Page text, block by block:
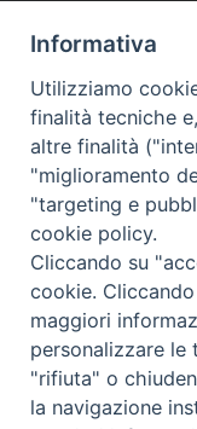
DIOCESI
Contatti:
E-mail:
Orari: dal
Lunedì,
Informativa
Utilizziamo
finalità tecniche
altre finalità
"miglioramento
"targeting e
cookie policy.
Cliccando su
cookie.
maggiori
personalizzare le
"rifiuta" o
la navigazione